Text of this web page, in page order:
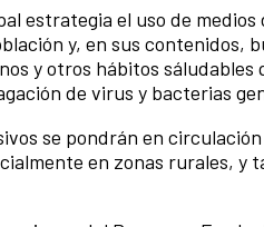
estrategia el uso de
y, en sus contenidos,
y otros hábitos
de virus y bacterias
se pondrán en
en zonas rurales, y